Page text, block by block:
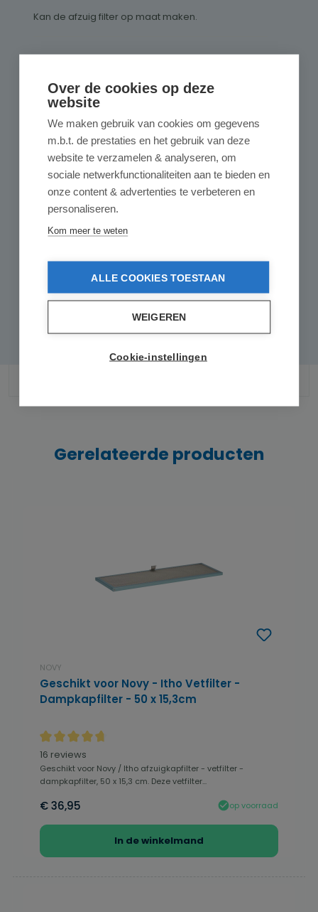
Kan de afzuig filter op maat maken.
Recensie met een waardering van 5 van de 5 sterren
goed
Besteld damprooster materiaal is exact gelijk aan
wat vervangen moest worden.
En genoeg om nogmaals te vervangen.
8 december 2023 05:01
zelf mooi op maat kunnen maken.
Gerelateerde producten
NOVY
Geschikt voor Novy - Itho Vetfilter -
Dampkapfilter - 50 x 15,3cm
Gemiddelde waardering van 4.81 van 5 sterren
16 reviews
Geschikt voor Novy / Itho afzuigkapfilter - vetfilter -
dampkapfilter, 50 x 15,3 cm. Deze vetfilter...
€ 36,95 op voorraad
In de winkelmand
Over de cookies op deze
website
We maken gebruik van cookies om gegevens
m.b.t. de prestaties en het gebruik van deze
website te verzamelen & analyseren, om
sociale netwerkfunctionaliteiten aan te bieden en
onze content & advertenties te verbeteren en
personaliseren.
Kom meer te weten
ALLE COOKIES TOESTAAN
WEIGEREN
Cookie-instellingen